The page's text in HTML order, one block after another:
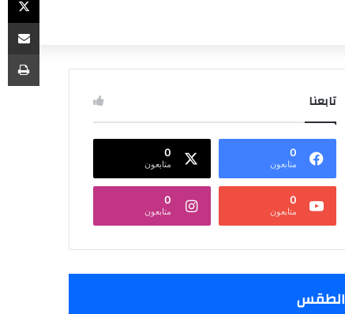
تابعنا
0
متابعون
0
متابعون
0
متابعون
0
متابعون
الطقس